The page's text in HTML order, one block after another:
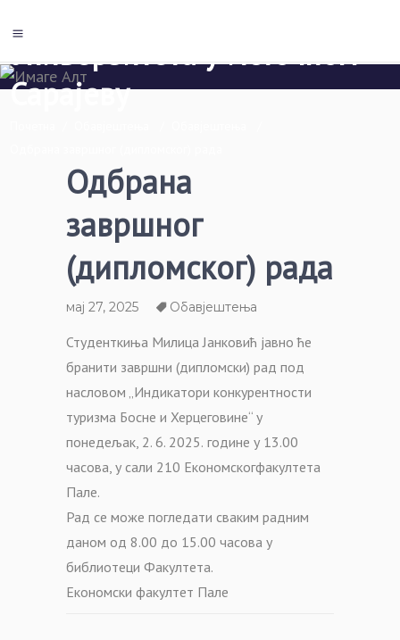
Сарајеву
Одбрана
завршног
(дипломског) рада
мај 27, 2025 Обавјештења
Студенткиња Милица Јанковић јавно ће
бранити завршни (дипломски) рад под
насловом „Индикатори конкурентности
туризма Босне и Херцеговине“ у
понедељак, 2. 6. 2025. године у 13.00
часова, у сали 210 Економскогфакултета
Пале.
Рад се може погледати сваким радним
даном од 8.00 до 15.00 часова у
библиотеци Факултета.
Економски факултет Пале